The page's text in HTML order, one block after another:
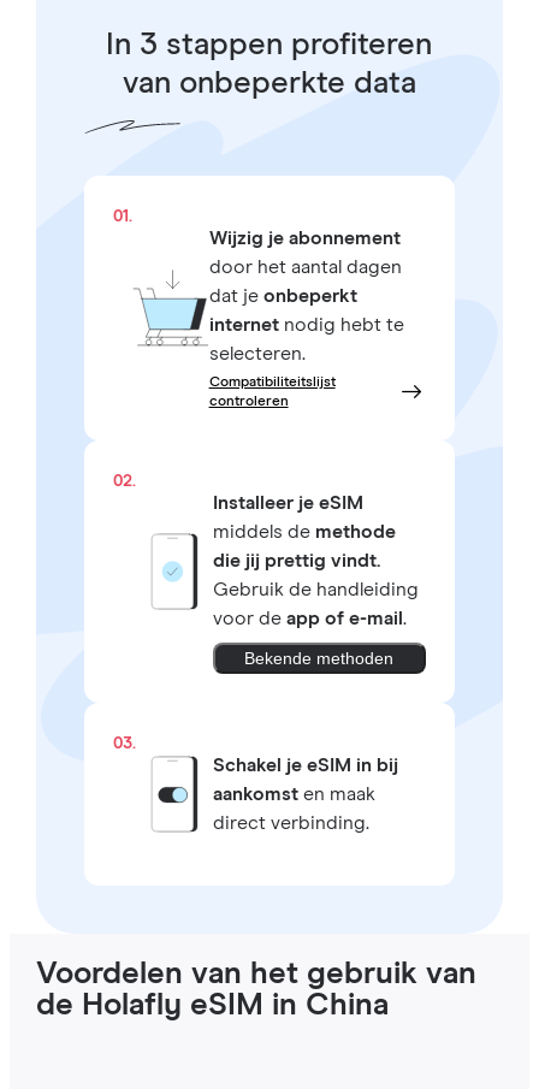
In 3 stappen profiteren
van onbeperkte data
01.
Wijzig je abonnement
door het aantal dagen
dat je onbeperkt
internetnodig hebt te
selecteren.
Compatibiliteitslijst
controleren
02.
Installeer je eSIM
middels de methode
die jij prettig vindt.
Gebruik de handleiding
voor de app of e-mail .
Bekende methoden
03.
Schakel je eSIM in bij
aankomsten maak
direct verbinding.
Voordelen van het gebruik van
de Holafly eSIM in China